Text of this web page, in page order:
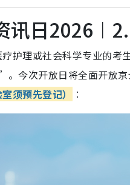
讯日
护理或社会科学专业的考
。今次开放日将全面开放
须预先登记） ︰